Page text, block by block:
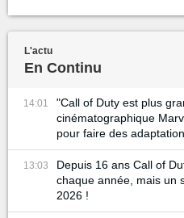
L'actu
En Continu
14:01
"Call of Duty est plus
cinématographique
pour faire des
13:03
Depuis 16 ans Call of
chaque année, mais un
2026 !